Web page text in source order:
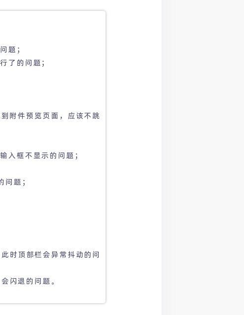
题；
了的问题；
附件预览页面，应该不跳
入框不显示的问题；
题；
时顶部栏会异常抖动的问
闪退的问题。